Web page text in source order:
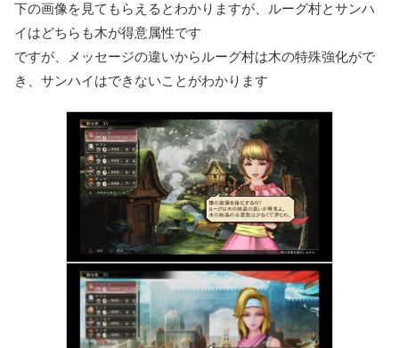
下の画像を見てもらえるとわかりますが、ルーグ村とサンハ
イはどちらも木が得意属性です
ですが、メッセージの違いからルーグ村は木の特殊強化がで
き、サンハイはできないことがわかります